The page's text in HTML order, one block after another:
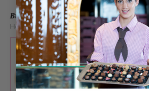
Buddha Bowl
Herstellung:Di, Do